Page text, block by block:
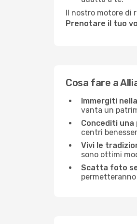
Il nostro motore di
Prenotare il tuo
Cosa fare a
Immergiti
vanta un
Concediti una
centri
Vivi le
sono ottimi
Scatta foto